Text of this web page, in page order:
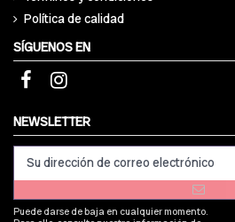
Política de calidad
SÍGUENOS EN
NEWSLETTER
Puede darse de baja en cualquier momento.